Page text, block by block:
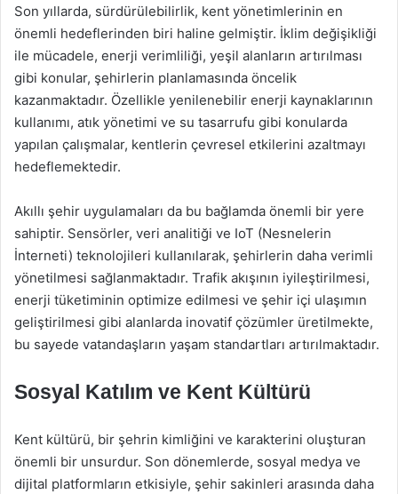
Son yıllarda, sürdürülebilirlik, kent yönetimlerinin en
önemli hedeflerinden biri haline gelmiştir. İklim değişikliği
ile mücadele, enerji verimliliği, yeşil alanların artırılması
gibi konular, şehirlerin planlamasında öncelik
kazanmaktadır. Özellikle yenilenebilir enerji kaynaklarının
kullanımı, atık yönetimi ve su tasarrufu gibi konularda
yapılan çalışmalar, kentlerin çevresel etkilerini azaltmayı
hedeflemektedir.
Akıllı şehir uygulamaları da bu bağlamda önemli bir yere
sahiptir. Sensörler, veri analitiği ve IoT (Nesnelerin
İnterneti) teknolojileri kullanılarak, şehirlerin daha verimli
yönetilmesi sağlanmaktadır. Trafik akışının iyileştirilmesi,
enerji tüketiminin optimize edilmesi ve şehir içi ulaşımın
geliştirilmesi gibi alanlarda inovatif çözümler üretilmekte,
bu sayede vatandaşların yaşam standartları artırılmaktadır.
Sosyal Katılım ve Kent Kültürü
Kent kültürü, bir şehrin kimliğini ve karakterini oluşturan
önemli bir unsurdur. Son dönemlerde, sosyal medya ve
dijital platformların etkisiyle, şehir sakinleri arasında daha